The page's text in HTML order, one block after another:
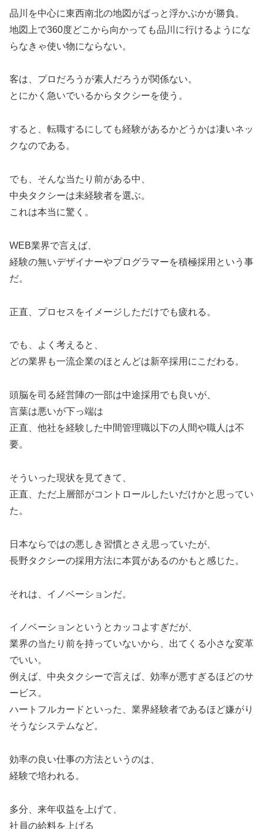
品川を中心に東西南北の地図がぱっと浮かぶかが勝負。
地図上で360度どこから向かっても品川に行けるようにな
らなきゃ使い物にならない。
客は、プロだろうが素人だろうが関係ない。
とにかく急いでいるからタクシーを使う。
すると、転職するにしても経験があるかどうかは凄いネッ
クなのである。
でも、そんな当たり前がある中、
中央タクシーは未経験者を選ぶ。
これは本当に驚く。
WEB業界で言えば、
経験の無いデザイナーやプログラマーを積極採用という事
だ。
正直、プロセスをイメージしただけでも疲れる。
でも、よく考えると、
どの業界も一流企業のほとんどは新卒採用にこだわる。
頭脳を司る経営陣の一部は中途採用でも良いが、
言葉は悪いが下っ端は
正直、他社を経験した中間管理職以下の人間や職人は不
要。
そういった現状を見てきて、
正直、ただ上層部がコントロールしたいだけかと思ってい
た。
日本ならではの悪しき習慣とさえ思っていたが、
長野タクシーの採用方法に本質があるのかもと感じた。
それは、イノベーションだ。
イノベーションというとカッコよすぎだが、
業界の当たり前を持っていないから、出てくる小さな変革
でいい。
例えば、中央タクシーで言えば、効率が悪すぎるほどのサ
ービス。
ハートフルカードといった、業界経験者であるほど嫌がり
そうなシステムなど。
効率の良い仕事の方法というのは、
経験で培われる。
多分、来年収益を上げて、
社員の給料を上げる